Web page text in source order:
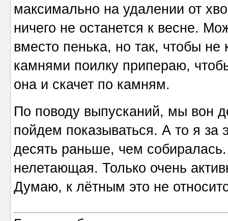
максимально на удалении от
ничего не останется к весне.
вместо пенька, но так, чтобы
камнями поилку припераю,
она и скачет по камням.
По поводу выпусканий, мы вон
пойдем показываться. А то я за
десять раньше, чем
нелетающая. Только очень
Думаю, к лётным это не